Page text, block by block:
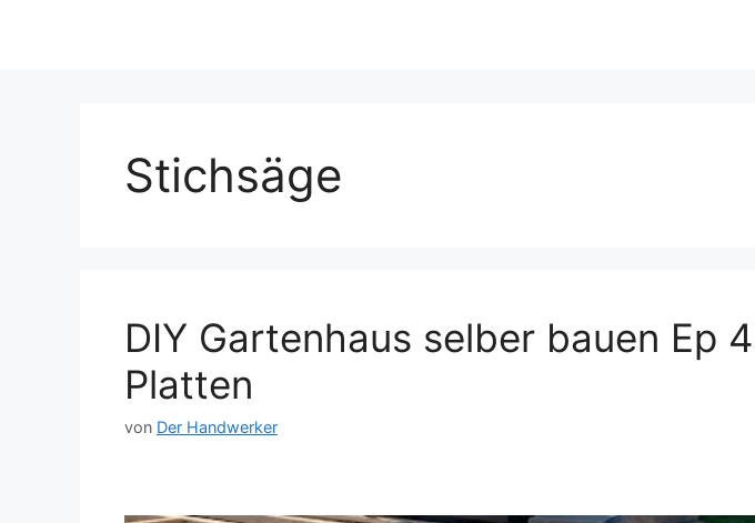
Stichsäge
DIY Gartenhaus selber bauen Ep
Platten
von Der Handwerker